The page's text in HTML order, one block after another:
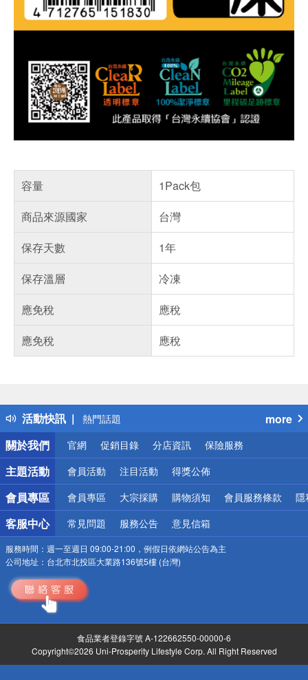
容量
1Pack包
商品來源國家
台灣
保存天數
1年
保存溫層
冷凍
應免稅
應稅
應免稅
應稅
活動快訊
得獎公告
熱門話題
銀行優惠
偏遠地區配送
詐騙網頁！請小心！
more
關於我們
官網 促銷目錄 分店資訊 保險服務
主題活動 會員活動 注目活動 得獎公佈
會員專區 會員專區 大宗採購 購物須知 會員服務條款 隱
客服中心 常見問題 服務公告 意見信箱
服務時間： 週一至週日 09:00-21:00，例假日依網站公告為主
公司地址： 台北市北投區大業路136號5樓 (台灣)
食品業者登錄字號 A-122662550-00000-6
Copyright©2026 Uni-Prosperity Lifestyle Corp. All Right Reserved